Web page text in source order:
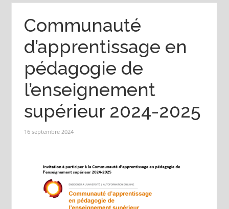
Communauté
d’apprentissage en
pédagogie de
l’enseignement
supérieur 2024-2025
16 septembre 2024